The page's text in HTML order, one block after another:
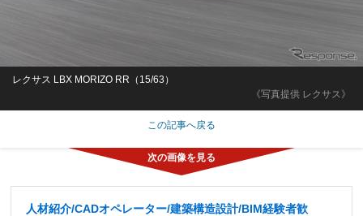
《写真提供 レクサス》
レクサス LBX MORIZO RR（15/63）
この記事へ戻る
人材紹介/CADオペレーター/建築構造設計/BIM経験者歓